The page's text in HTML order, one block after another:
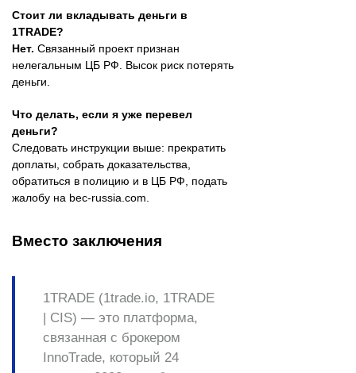
Стоит ли вкладывать деньги в
1TRADE?
Нет. Связанный проект признан
нелегальным ЦБ РФ. Высок риск потерять
деньги.
Что делать, если я уже перевел
деньги?
Следовать инструкции выше: прекратить
доплаты, собрать доказательства,
обратиться в полицию и в ЦБ РФ, подать
жалобу на bec-russia.com.
Вместо заключения
1TRADE (1trade.io, 1TRADE
| CIS) — это платформа,
связанная с брокером
InnoTrade, который 24